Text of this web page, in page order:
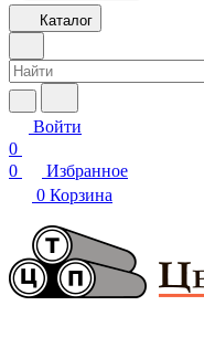
Каталог
Войти
0
0
Избранное
0 Корзина